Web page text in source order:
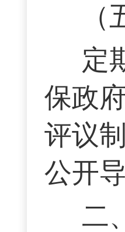
定
保政
评议
公开
二